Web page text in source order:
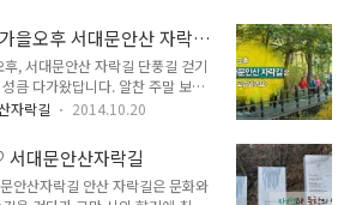
정류장(13-156) 일반 567 간선
아보고자, 안산 자락길로 산책을
습으로 매력을 뽑내는 서대문 안산
과 싱그러움 내쉬고, 여름은 초록
는 쉼터가 되며, 그리고 떨어지는
모습에 사색을 즐기기 좋은 곳. 겨
. 얼마전 첫 눈이 내렸다는 소식과
..
을오후 서대문안산 자락길
, 서대문안산 자락길 단풍길 걷기
큼 다가왔답니다. 알찬 주말 보내
장에 있었답니다. 서대문안산 자
장에서 함께 해요!! 서대문안산 자
해 많은 분들이 함께 해주셨답니다.
인 걷기에 앞서 안전사고예방을
자락길 2014.10.20
대문안산자락길
안산자락길 안산 자락길은 문화와